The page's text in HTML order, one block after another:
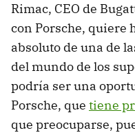
Rimac, CEO de
con Porsche, quiere
absoluto de una de
del mundo de los
podría ser una
Porsche, que tiene
que preocuparse,